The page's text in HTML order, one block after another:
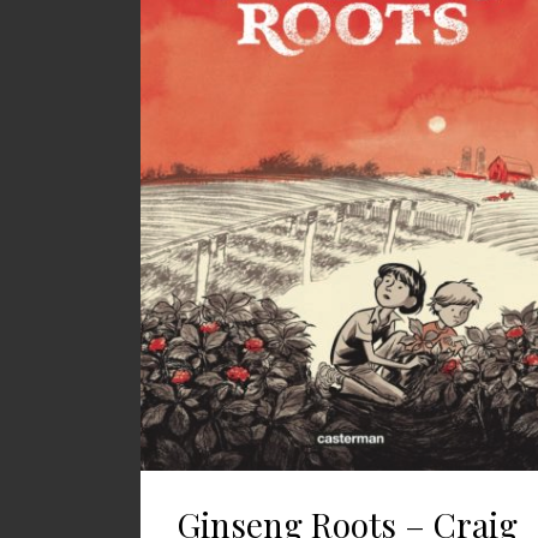
Ginseng Roots – Craig